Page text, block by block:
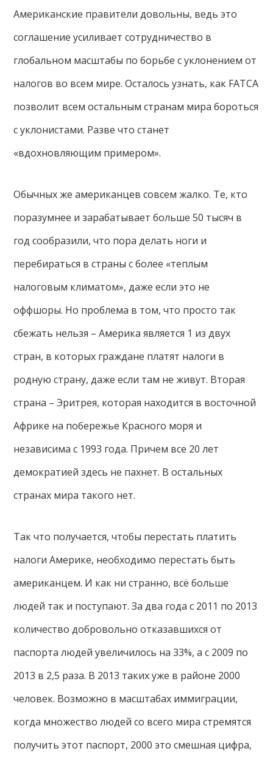
Американские правители довольны, ведь это
соглашение усиливает сотрудничество в
глобальном масштабы по борьбе с уклонением от
налогов во всем мире. Осталось узнать, как FATCA
позволит всем остальным странам мира бороться
с уклонистами. Разве что станет
«вдохновляющим примером».
Обычных же американцев совсем жалко. Те, кто
поразумнее и зарабатывает больше 50 тысяч в
год сообразили, что пора делать ноги и
перебираться в страны с более «теплым
налоговым климатом», даже если это не
оффшоры. Но проблема в том, что просто так
сбежать нельзя – Америка является 1 из двух
стран, в которых граждане платят налоги в
родную страну, даже если там не живут. Вторая
страна – Эритрея, которая находится в восточной
Африке на побережье Красного моря и
независима с 1993 года. Причем все 20 лет
демократией здесь не пахнет. В остальных
странах мира такого нет.
Так что получается, чтобы перестать платить
налоги Америке, необходимо перестать быть
американцем. И как ни странно, всё больше
людей так и поступают. За два года с 2011 по 2013
количество добровольно отказавшихся от
паспорта людей увеличилось на 33%, а с 2009 по
2013 в 2,5 раза. В 2013 таких уже в районе 2000
человек. Возможно в масштабах иммиграции,
когда множество людей со всего мира стремятся
получить этот паспорт, 2000 это смешная цифра,